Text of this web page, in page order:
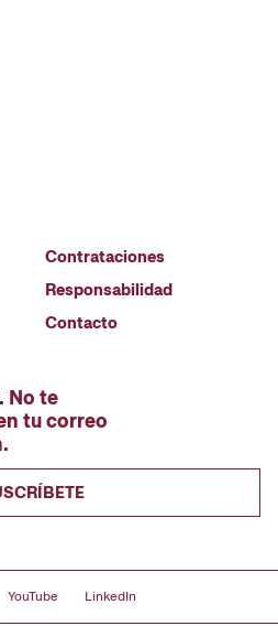
Contrataciones
Responsabilidad
Contacto
No te
tu correo
YouTube LinkedIn